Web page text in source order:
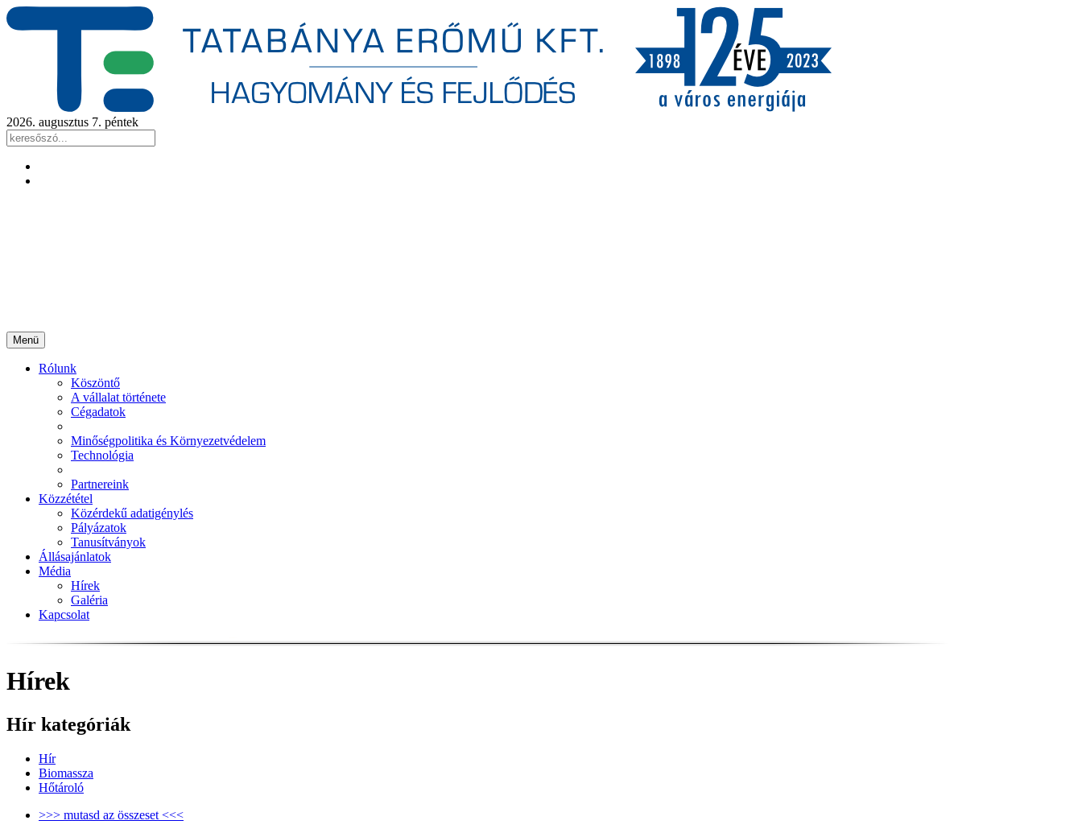
2026. augusztus 7. péntek
Menü
Rólunk
Köszöntő
A vállalat története
Cégadatok
Minőségpolitika és Környezetvédelem
Technológia
Partnereink
Közzététel
Közérdekű adatigénylés
Pályázatok
Tanusítványok
Állásajánlatok
Média
Hírek
Galéria
Kapcsolat
Hírek
Hír kategóriák
Hír
Biomassza
Hőtároló
>>> mutasd az összeset <<<